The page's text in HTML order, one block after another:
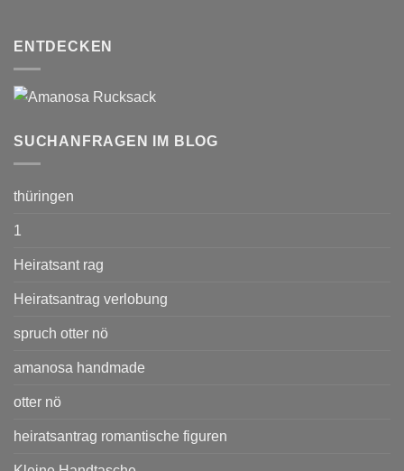
ENTDECKEN
SUCHANFRAGEN IM BLOG
thüringen
1
Heiratsant rag
Heiratsantrag verlobung
spruch otter nö
amanosa handmade
otter nö
heiratsantrag romantische figuren